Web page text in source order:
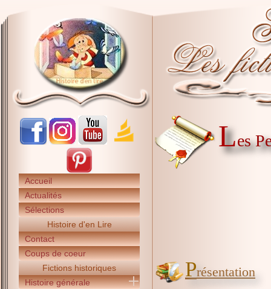
Accueil
Actualités
Sélections
Histoire d'en Lire
Contact
Coups de coeur
Fictions historiques
Histoire générale
Les
Présentation